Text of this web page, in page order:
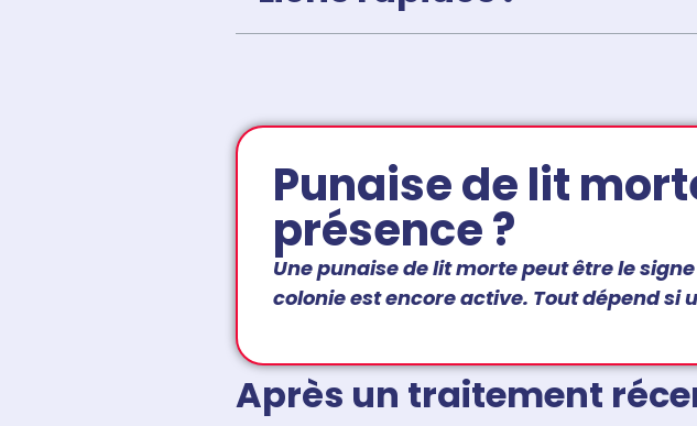
Punaise de lit
présence ?
Une punaise de lit morte peut être le
colonie est encore active. Tout dépend
Après un traitement